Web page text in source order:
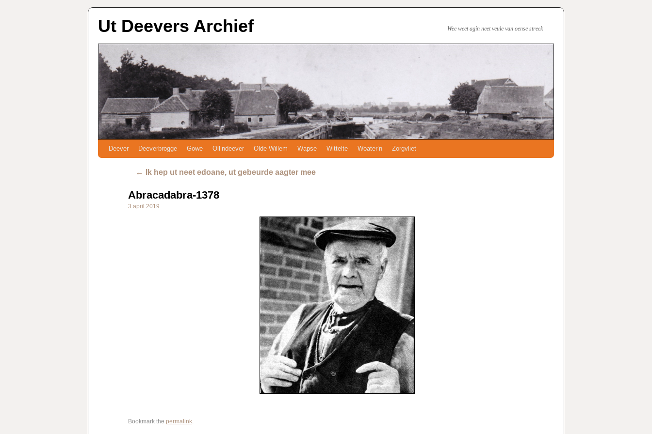
Ut Deevers Archief Wee weet agin neet veule van oense streek
Deever Deeverbrogge Gowe Oll’ndeever Olde Willem Wapse Wittelte Woater’n Zorgvliet
← Ik hep ut neet edoane, ut gebeurde aagter mee
Abracadabra-1378
3 april 2019
Bookmark the permalink.